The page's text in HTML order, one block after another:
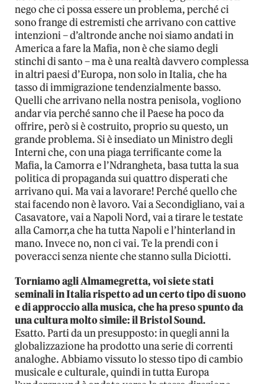
nego che ci possa essere un problema, perché ci
sono frange di estremisti che arrivano con cattive
intenzioni – d’altronde anche noi siamo andati in
America a fare la Mafia, non è che siamo degli
stinchi di santo – ma è una realtà davvero complessa
in altri paesi d’Europa, non solo in Italia, che ha
tasso di immigrazione tendenzialmente basso.
Quelli che arrivano nella nostra penisola, vogliono
andar via perché sanno che il Paese ha poco da
offrire, però si è costruito, proprio su questo, un
grande problema. Si è insediato un Ministro degli
Interni che, con una piaga terrificante come la
Mafia, la Camorra e l’Ndrangheta, basa tutta la sua
politica di propaganda sui quattro disperati che
arrivano qui. Ma vai a lavorare! Perché quello che
stai facendo non è lavoro. Vai a Secondigliano, vai a
Casavatore, vai a Napoli Nord, vai a tirare le testate
alla Camorr,a che ha tutta Napoli e l’hinterland in
mano. Invece no, non ci vai. Te la prendi con i
poveracci senza niente che stanno sulla Diciotti.
Torniamo agli Almamegretta, voi siete stati
seminali in Italia rispetto ad un certo tipo di suono
e di approccio alla musica, che ha preso spunto da
una cultura molto simile: il Bristol Sound.
Esatto. Parti da un presupposto: in quegli anni la
globalizzazione ha prodotto una serie di correnti
analoghe. Abbiamo vissuto lo stesso tipo di cambio
musicale e culturale, quindi in tutta Europa